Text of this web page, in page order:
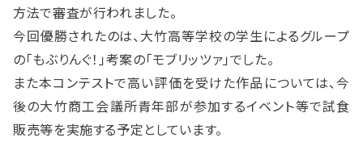
方法で審査が行われました。
今回優勝されたのは、大竹高等学校の学生によるグループ
の「もぶりんぐ！」考案の「モブリッツァ」でした。
また本コンテストで高い評価を受けた作品については、今
後の大竹商工会議所青年部が参加するイベント等で試食
販売等を実施する予定としています。